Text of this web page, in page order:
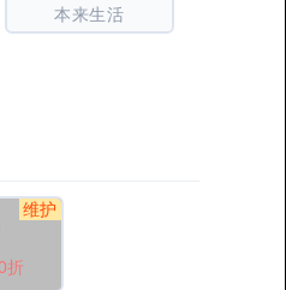
本来生活
折
维护